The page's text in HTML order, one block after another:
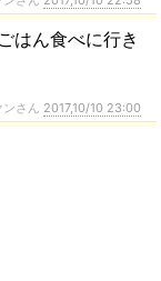
はん食べに行き
さん 2017,10/10 23:00